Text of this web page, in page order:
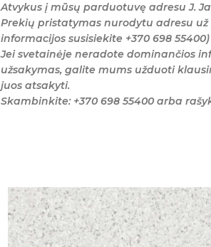
Atvykus į mūsų parduotuvę adresu J.
Prekių pristatymas nurodytu adresu
informacijos susisiekite +370 698 55400)
Jei svetainėje neradote dominančios
užsakymas, galite mums užduoti
juos atsakyti.
Skambinkite: +370 698 55400 arba